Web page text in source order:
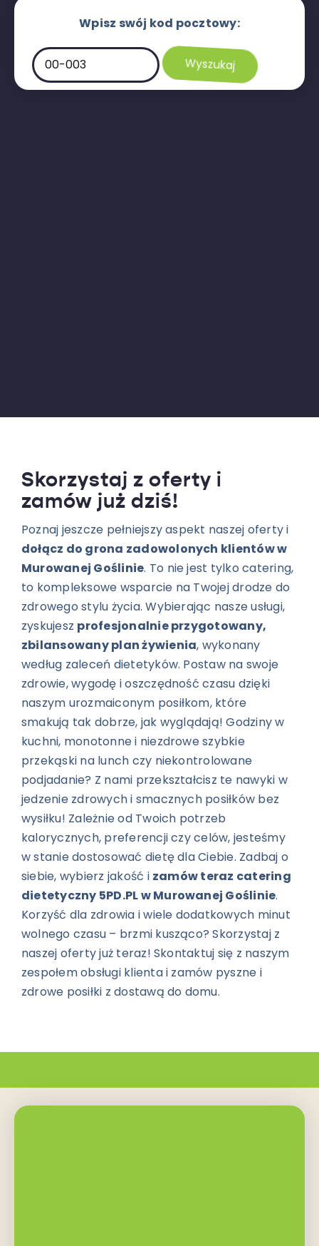
Wpisz swój kod pocztowy:
Skorzystaj z oferty i
zamów już dziś!
Poznaj jeszcze pełniejszy aspekt naszej oferty i
dołącz do grona zadowolonych klientów w
Murowanej Goślinie. To nie jest tylko catering,
to kompleksowe wsparcie na Twojej drodze do
zdrowego stylu życia. Wybierając nasze usługi,
zyskujesz profesjonalnie przygotowany,
zbilansowany plan żywienia, wykonany
według zaleceń dietetyków. Postaw na swoje
zdrowie, wygodę i oszczędność czasu dzięki
naszym urozmaiconym posiłkom, które
smakują tak dobrze, jak wyglądają! Godziny w
kuchni, monotonne i niezdrowe szybkie
przekąski na lunch czy niekontrolowane
podjadanie? Z nami przekształcisz te nawyki w
jedzenie zdrowych i smacznych posiłków bez
wysiłku! Zależnie od Twoich potrzeb
kalorycznych, preferencji czy celów, jesteśmy
w stanie dostosować dietę dla Ciebie. Zadbaj o
siebie, wybierz jakość i zamów teraz catering
dietetyczny 5PD.PL w Murowanej Goślinie.
Korzyść dla zdrowia i wiele dodatkowych minut
wolnego czasu – brzmi kusząco? Skorzystaj z
naszej oferty już teraz! Skontaktuj się z naszym
zespołem obsługi klienta i zamów pyszne i
zdrowe posiłki z dostawą do domu.